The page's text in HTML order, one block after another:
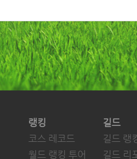
랭킹
코스 레코드
월드 랭킹 투어
길드
길드 랭
길드 리